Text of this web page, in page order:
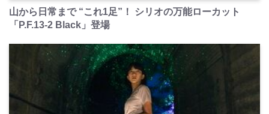
山から日常まで “これ1足”！ シリオの万能ローカット
「P.F.13-2 Black」登場